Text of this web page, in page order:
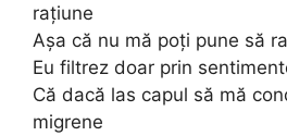
rațiune
Așa că nu mă poți pune să
Eu filtrez doar prin
Că dacă las capul să mă
migrene